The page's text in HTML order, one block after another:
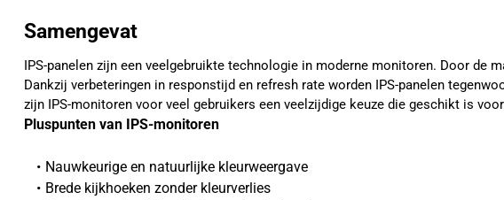
Samengevat
IPS-panelen zijn een veelgebruikte technologie in moderne monitoren. Door de
Dankzij verbeteringen in responstijd en refresh rate worden IPS-panelen
zijn IPS-monitoren voor veel gebruikers een veelzijdige keuze die geschikt is
Pluspunten van IPS-monitoren
Nauwkeurige en natuurlijke kleurweergave
Brede kijkhoeken zonder kleurverlies